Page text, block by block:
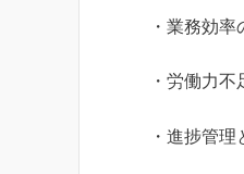
・業務効
・労働力
・進捗管